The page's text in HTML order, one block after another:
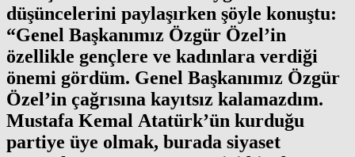
düşüncelerini paylaşırken şöyle konuştu:
“Genel Başkanımız Özgür Özel’in
özellikle gençlere ve kadınlara verdiği
önemi gördüm. Genel Başkanımız Özgür
Özel’in çağrısına kayıtsız kalamazdım.
Mustafa Kemal Atatürk’ün kurduğu
partiye üye olmak, burada siyaset